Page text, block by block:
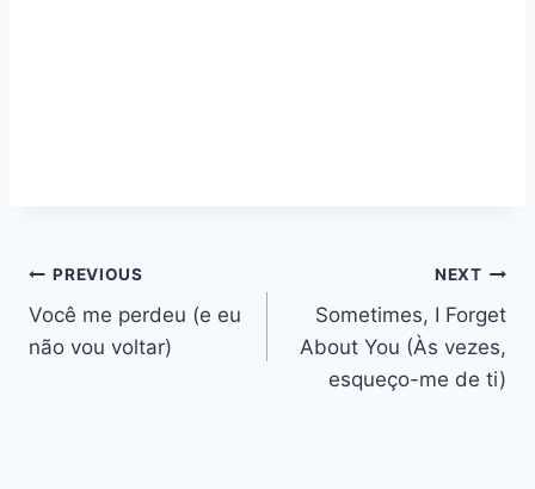
Navegação
de
PREVIOUS
Você me perdeu (e eu
não vou voltar)
NEXT
Sometimes, I Forget
About You (Às vezes,
esqueço-me de ti)